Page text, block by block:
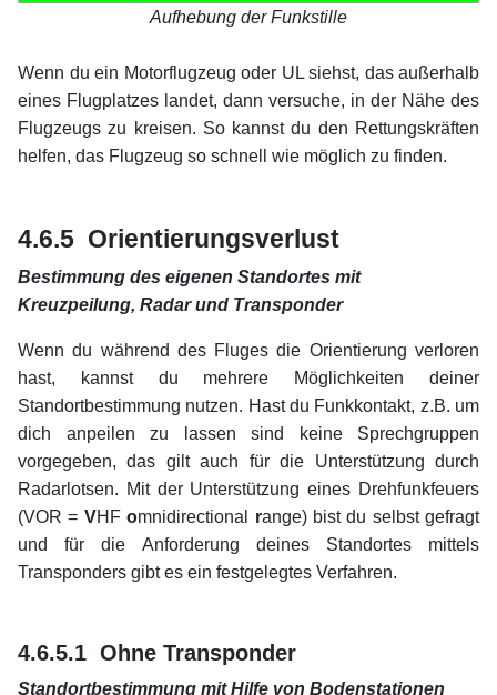
Aufhebung der Funkstille
Wenn du ein Motorflugzeug oder UL siehst, das außerhalb
eines Flugplatzes landet, dann versuche, in der Nähe des
Flugzeugs zu kreisen. So kannst du den Rettungskräften
helfen, das Flugzeug so schnell wie möglich zu finden.
4.6.5 Orientierungsverlust
Bestimmung des eigenen Standortes mit
Kreuzpeilung, Radar und Transponder
Wenn du während des Fluges die Orientierung verloren
hast, kannst du mehrere Möglichkeiten deiner
Standortbestimmung nutzen. Hast du Funkkontakt, z.B. um
dich anpeilen zu lassen sind keine Sprechgruppen
vorgegeben, das gilt auch für die Unterstützung durch
Radarlotsen. Mit der Unterstützung eines Drehfunkfeuers
(VOR = VHFomnidirectional range) bist du selbst gefragt
und für die Anforderung deines Standortes mittels
Transponders gibt es ein festgelegtes Verfahren.
4.6.5.1 Ohne Transponder
Standortbestimmung mit Hilfe von Bodenstationen